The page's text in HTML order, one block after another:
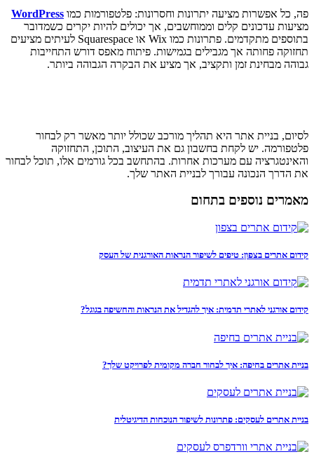
פה, כל אפשרות מציעה יתרונות וחסרונות: פלטפורמות כמו WordPress
מציעות עדכונים קלים וממוחשבים, אך יכולים להיות יקרים כשמדובר
בתוספים מתקדמים. פתרונות כמו Wix או Squarespace לעיתים מציעים
תחזוקה פחותה אך מגבילים בגמישות. פיתוח מאפס דורש התחייבות
גבוהה מבחינת זמן ותקציב, אך מציע את הבקרה הגבוהה ביותר.
לסיום, בניית אתר היא תהליך מורכב שכולל יותר מאשר רק לבחור
פלטפורמה. יש לקחת בחשבון גם את העיצוב, התוכן, התחזוקה
והאינטגרציה עם מערכות אחרות. בהתחשב בכל גורמים אלו, תוכל לבחור
את הדרך הנכונה עבורך לבניית האתר שלך.
מאמרים נוספים בתחום
קידום אתרים בצפון: טיפים לשיפור הנראות האורגנית של העסק
קידום אורגני לאתרי תדמית: איך להגדיל את הנראות והחשיפה בגוגל?
בניית אתרים בחיפה: איך לבחור חברה מקומית לפרויקט שלך?
בניית אתרים לעסקים: פתרונות לשיפור הנוכחות הדיגיטלית